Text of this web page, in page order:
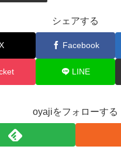
シェアする
Facebook
LINE
oyajiをフォローする